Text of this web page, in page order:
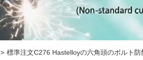
> 標準注文C276 Hastelloyの六角頭のボルト